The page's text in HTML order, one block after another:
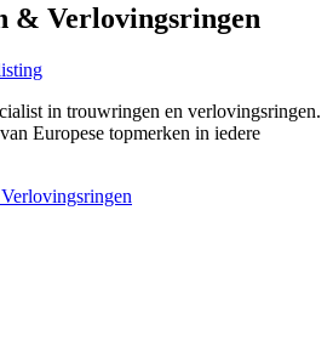
& Verlovingsringen
in trouwringen en verlovingsringen.
Europese topmerken in iedere